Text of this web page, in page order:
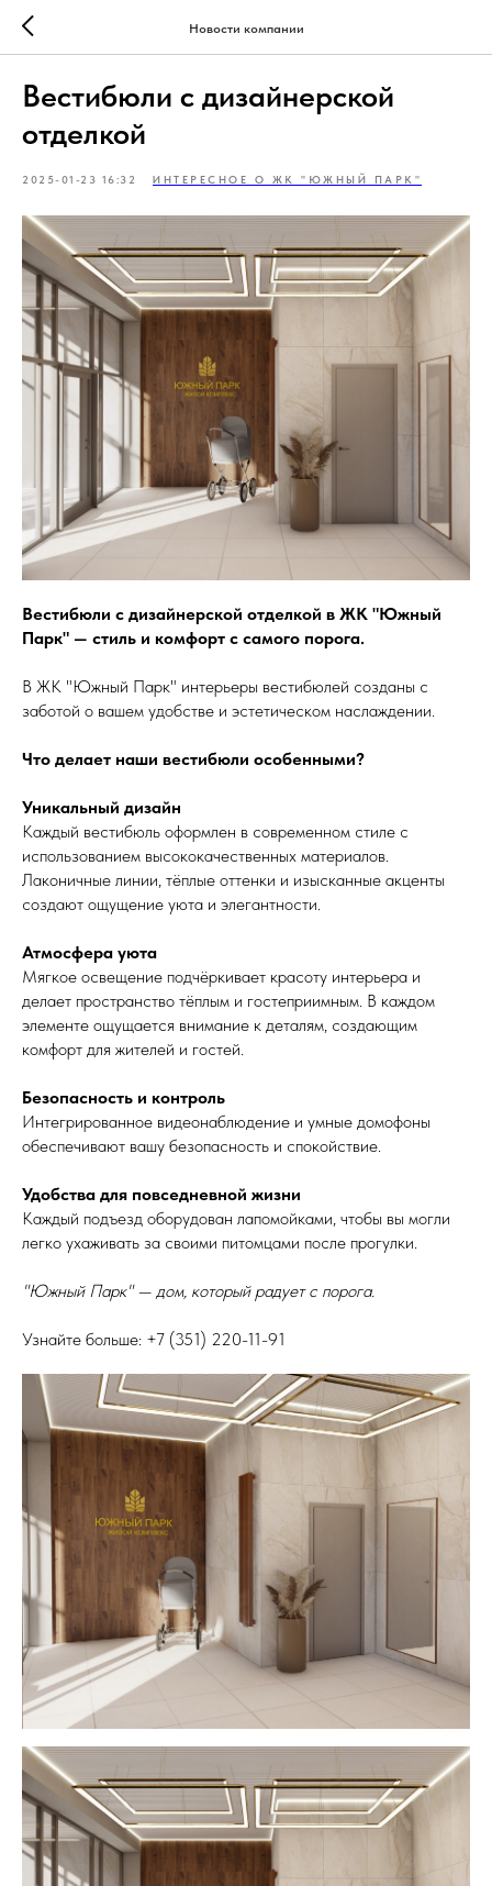
Новости компании
Вестибюли с дизайнерской
отделкой
2025-01-23 16:32 ИНТЕРЕСНОЕ О ЖК "ЮЖНЫЙ ПАРК"
Вестибюли с дизайнерской отделкой в ЖК "Южный
Парк" — стиль и комфорт с самого порога.
В ЖК "Южный Парк" интерьеры вестибюлей созданы с
заботой о вашем удобстве и эстетическом наслаждении.
Что делает наши вестибюли особенными?
Уникальный дизайн
Каждый вестибюль оформлен в современном стиле с
использованием высококачественных материалов.
Лаконичные линии, тёплые оттенки и изысканные акценты
создают ощущение уюта и элегантности.
Атмосфера уюта
Мягкое освещение подчёркивает красоту интерьера и
делает пространство тёплым и гостеприимным. В каждом
элементе ощущается внимание к деталям, создающим
комфорт для жителей и гостей.
Безопасность и контроль
Интегрированное видеонаблюдение и умные домофоны
обеспечивают вашу безопасность и спокойствие.
Удобства для повседневной жизни
Каждый подъезд оборудован лапомойками, чтобы вы могли
легко ухаживать за своими питомцами после прогулки.
"Южный Парк" — дом, который радует с порога.
Узнайте больше: +7 (351) 220-11-91